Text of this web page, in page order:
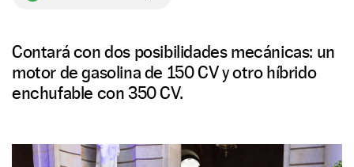
Contará con dos posibilidades mecánicas: un
motor de gasolina de 150 CV y otro híbrido
enchufable con 350 CV.